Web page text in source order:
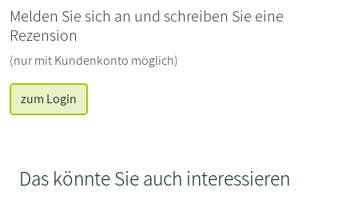
Melden Sie sich an und schreiben Sie eine
Rezension
(nur mit Kundenkonto möglich)
zum Login
Das könnte Sie auch interessieren